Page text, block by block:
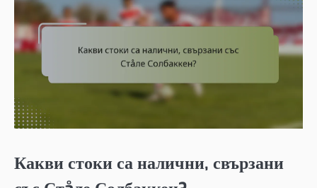
Какви стоки са налични, свързани